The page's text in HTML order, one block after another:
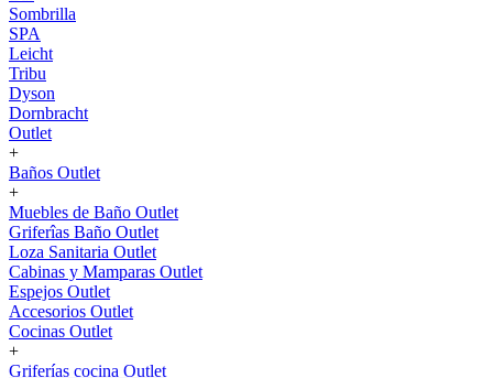
Sombrilla
SPA
Leicht
Tribu
Dyson
Dornbracht
Outlet
+
Baños Outlet
+
Muebles de Baño Outlet
Griferîas Baño Outlet
Loza Sanitaria Outlet
Cabinas y Mamparas Outlet
Espejos Outlet
Accesorios Outlet
Cocinas Outlet
+
Griferías cocina Outlet